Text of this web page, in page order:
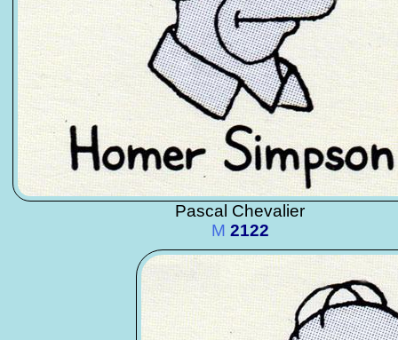
Pascal Chevalier
M 2122